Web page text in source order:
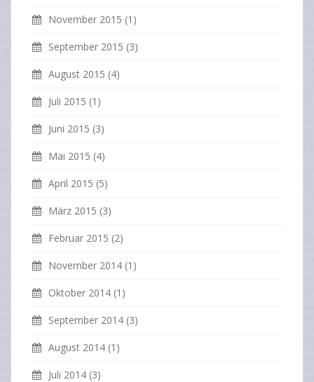
November 2015 (1)
September 2015 (3)
August 2015 (4)
Juli 2015 (1)
Juni 2015 (3)
Mai 2015 (4)
April 2015 (5)
März 2015 (3)
Februar 2015 (2)
November 2014 (1)
Oktober 2014 (1)
September 2014 (3)
August 2014 (1)
Juli 2014 (3)